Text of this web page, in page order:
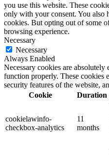
you use this website. These
only with your consent. You also
cookies. But opting out of some
browsing experience.
Necessary
Necessary
Always Enabled
Necessary cookies are absolutely
function properly. These cookies
security features of the website,
Cookie
Duration
cookielawinfo-
checkbox-analytics
11
months